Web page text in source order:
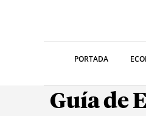
PORTADA
Guía de